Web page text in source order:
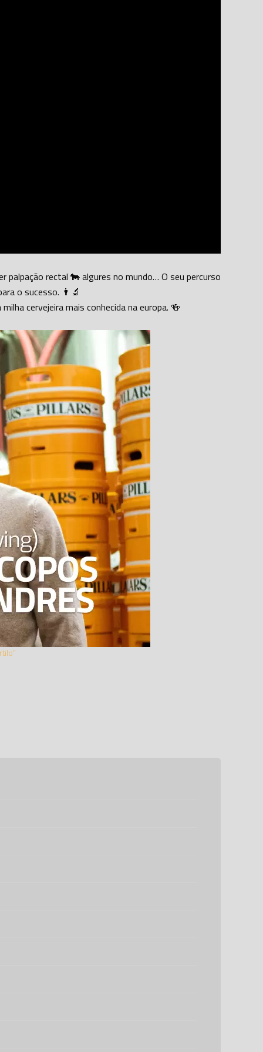
palpação rectal 🐄 algures no mundo… O seu percurso
o sucesso. 👨‍🔬
cervejeira mais conhecida na europa. 🍻